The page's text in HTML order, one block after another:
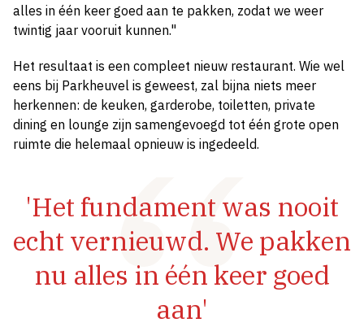
alles in één keer goed aan te pakken, zodat we weer
twintig jaar vooruit kunnen."
Het resultaat is een compleet nieuw restaurant. Wie wel
eens bij Parkheuvel is geweest, zal bijna niets meer
herkennen: de keuken, garderobe, toiletten, private
dining en lounge zijn samengevoegd tot één grote open
ruimte die helemaal opnieuw is ingedeeld.
'Het fundament was nooit
echt vernieuwd. We pakken
nu alles in één keer goed
aan'